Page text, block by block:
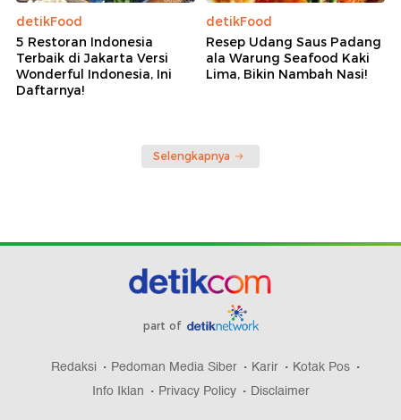
detikFood
5 Restoran Indonesia
Terbaik di Jakarta Versi
Wonderful Indonesia, Ini
Daftarnya!
detikFood
Resep Udang Saus Padang
ala Warung Seafood Kaki
Lima, Bikin Nambah Nasi!
Selengkapnya
part of
Redaksi Pedoman Media Siber Karir
Kotak Pos
Info Iklan
Privacy Policy Disclaimer